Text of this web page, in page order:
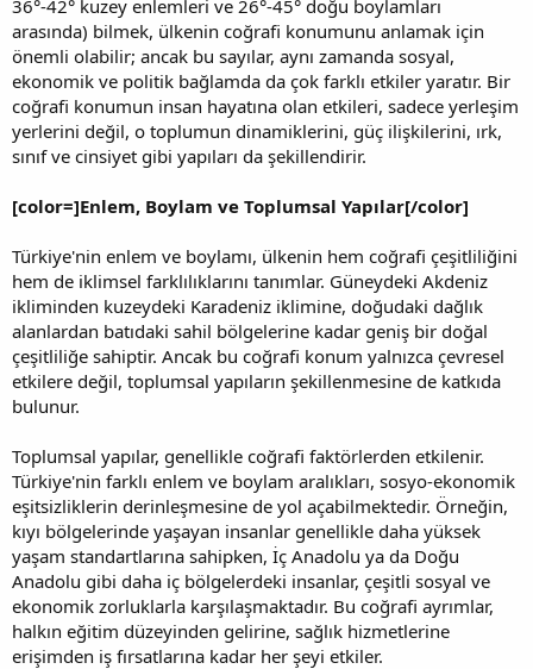
36°-42° kuzey enlemleri ve 26°-45° doğu boylamları
arasında) bilmek, ülkenin coğrafi konumunu anlamak için
önemli olabilir; ancak bu sayılar, aynı zamanda sosyal,
ekonomik ve politik bağlamda da çok farklı etkiler yaratır. Bir
coğrafi konumun insan hayatına olan etkileri, sadece yerleşim
yerlerini değil, o toplumun dinamiklerini, güç ilişkilerini, ırk,
sınıf ve cinsiyet gibi yapıları da şekillendirir.
[color=]Enlem, Boylam ve Toplumsal Yapılar[/color]
Türkiye'nin enlem ve boylamı, ülkenin hem coğrafi çeşitliliğini
hem de iklimsel farklılıklarını tanımlar. Güneydeki Akdeniz
ikliminden kuzeydeki Karadeniz iklimine, doğudaki dağlık
alanlardan batıdaki sahil bölgelerine kadar geniş bir doğal
çeşitliliğe sahiptir. Ancak bu coğrafi konum yalnızca çevresel
etkilere değil, toplumsal yapıların şekillenmesine de katkıda
bulunur.
Toplumsal yapılar, genellikle coğrafi faktörlerden etkilenir.
Türkiye'nin farklı enlem ve boylam aralıkları, sosyo-ekonomik
eşitsizliklerin derinleşmesine de yol açabilmektedir. Örneğin,
kıyı bölgelerinde yaşayan insanlar genellikle daha yüksek
yaşam standartlarına sahipken, İç Anadolu ya da Doğu
Anadolu gibi daha iç bölgelerdeki insanlar, çeşitli sosyal ve
ekonomik zorluklarla karşılaşmaktadır. Bu coğrafi ayrımlar,
halkın eğitim düzeyinden gelirine, sağlık hizmetlerine
erişimden iş fırsatlarına kadar her şeyi etkiler.